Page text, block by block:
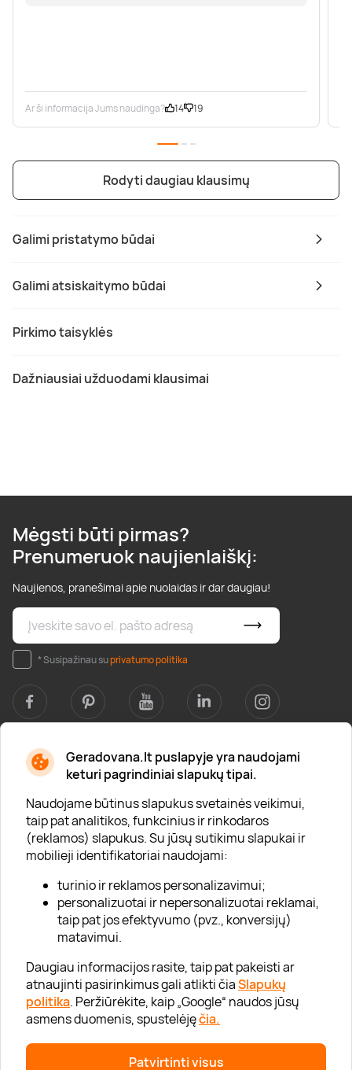
Geradovana.lt puslapyje yra naudojami
keturi pagrindiniai slapukų tipai.
Naudojame būtinus slapukus svetainės veikimui,
taip pat analitikos, funkcinius ir rinkodaros
(reklamos) slapukus. Su jūsų sutikimu slapukai ir
mobilieji identifikatoriai naudojami:
turinio ir reklamos personalizavimui;
personalizuotai ir nepersonalizuotai reklamai,
taip pat jos efektyvumo (pvz., konversijų)
matavimui.
Daugiau informacijos rasite, taip pat pakeisti ar
atnaujinti pasirinkimus gali atlikti čiaSlapukų
politika. Peržiūrėkite, kaip „Google“ naudos jūsų
asmens duomenis, spustelėjęčia.
Patvirtinti visus
Galimi pristatymo būdai
Galimi atsiskaitymo būdai
Pirkimo taisyklės
Dažniausiai užduodami klausimai
Ar ši informacija Jums naudinga? 14 19
Rodyti daugiau klausimų
Mėgsti būti pirmas?
Prenumeruok naujienlaiškį:
Naujienos, pranešimai apie nuolaidas ir dar daugiau!
* Susipažinau suprivatumo politika
Apie mus
Apie „Gera Dovana“
Lojalumo klubas
Karjera
Visi partneriai
Kontaktai
Tinklaraštis
Informacija